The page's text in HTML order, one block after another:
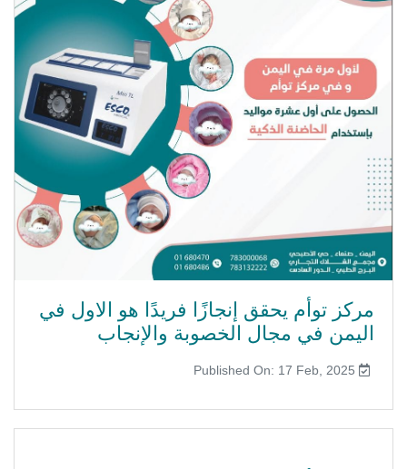
مركز توأم يحقق إنجازًا فريدًا هو الاول في
اليمن في مجال الخصوبة والإنجاب